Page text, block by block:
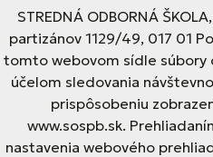
STREDNÁ ODBORNÁ
partizánov 1129/49, 017 01
tomto webovom sídle súbory
účelom sledovania
prispôsobeniu
www.sospb.sk.
nastavenia webového